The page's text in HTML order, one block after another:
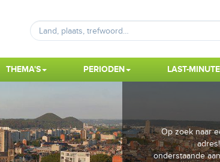
THEMA'S PERIODEN LAST-
Op zoek naar
onderstaande